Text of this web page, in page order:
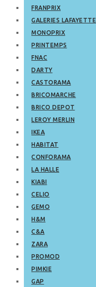
FRANPRIX
GALERIES LAFAYETTE
MONOPRIX
PRINTEMPS
FNAC
DARTY
CASTORAMA
BRICOMARCHE
BRICO DEPOT
LEROY MERLIN
IKEA
HABITAT
CONFORAMA
LA HALLE
KIABI
CELIO
GEMO
H&M
C&A
ZARA
PROMOD
PIMKIE
GAP